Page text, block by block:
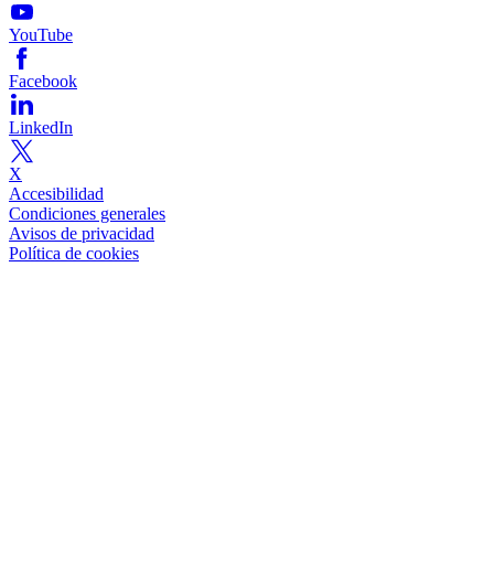
YouTube
Facebook
LinkedIn
X
Accesibilidad
Condiciones generales
Avisos de privacidad
Política de cookies